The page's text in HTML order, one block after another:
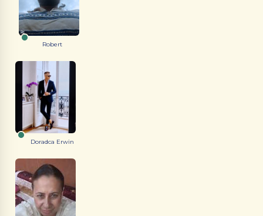
Robert
Doradca Erwin